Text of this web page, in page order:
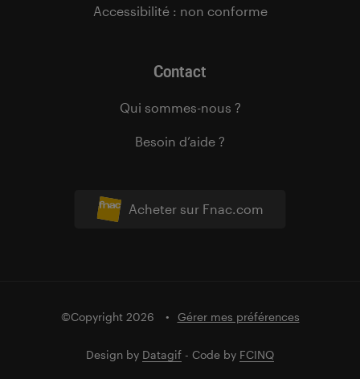
Acheter sur Fnac.com
Accessibilité : non conforme
Contact
Qui sommes-nous ?
Besoin d’aide ?
©Copyright 2026 Gérer mes préférences
Design by Datagif - Code by FCINQ